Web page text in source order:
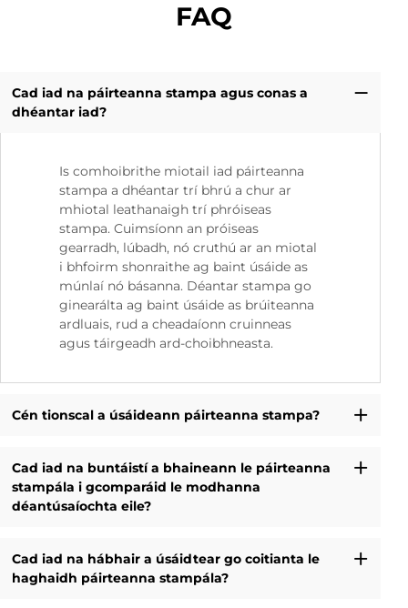
FAQ
Cad iad na páirteanna stampa agus conas a
dhéantar iad?
Is comhoibrithe miotail iad páirteanna
stampa a dhéantar trí bhrú a chur ar
mhiotal leathanaigh trí phróiseas
stampa. Cuimsíonn an próiseas
gearradh, lúbadh, nó cruthú ar an miotal
i bhfoirm shonraithe ag baint úsáide as
múnlaí nó básanna. Déantar stampa go
ginearálta ag baint úsáide as brúiteanna
ardluais, rud a cheadaíonn cruinneas
agus táirgeadh ard-choibhneasta.
Cén tionscal a úsáideann páirteanna stampa?
Cad iad na buntáistí a bhaineann le páirteanna
stampála i gcomparáid le modhanna
déantúsaíochta eile?
Cad iad na hábhair a úsáidtear go coitianta le
haghaidh páirteanna stampála?